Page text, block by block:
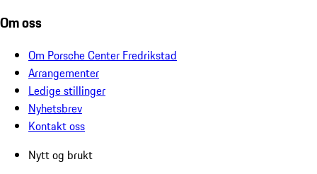
Om oss
Om Porsche Center Fredrikstad
Arrangementer
Ledige stillinger
Nyhetsbrev
Kontakt oss
Nytt og brukt